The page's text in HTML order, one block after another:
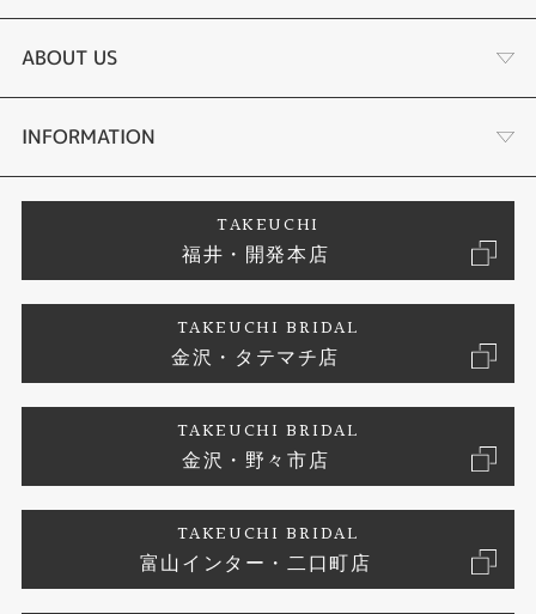
結婚指輪
セットリング
婚約ネックレス
エタニティリング
ふくい時計宝石修理研究所
タケウチのこだわり
プロポーズサポート
ブランドリスト
ジュエリーリフォーム
ABOUT US
会社概要
お客様の声
INFORMATION
プライバシーポリシー
TAKEUCHI
福井・開発本店
TAKEUCHI BRIDAL
金沢・タテマチ店
TAKEUCHI BRIDAL
金沢・野々市店
TAKEUCHI BRIDAL
富山インター・二口町店